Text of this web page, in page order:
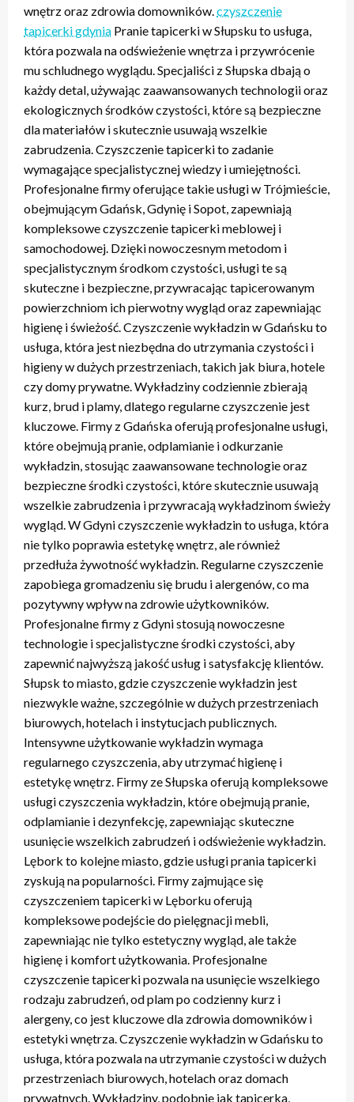
wnętrz oraz zdrowia domowników.czyszczenie
tapicerki gdynia Pranie tapicerki w Słupsku to usługa,
która pozwala na odświeżenie wnętrza i przywrócenie
mu schludnego wyglądu. Specjaliści z Słupska dbają o
każdy detal, używając zaawansowanych technologii oraz
ekologicznych środków czystości, które są bezpieczne
dla materiałów i skutecznie usuwają wszelkie
zabrudzenia. Czyszczenie tapicerki to zadanie
wymagające specjalistycznej wiedzy i umiejętności.
Profesjonalne firmy oferujące takie usługi w Trójmieście,
obejmującym Gdańsk, Gdynię i Sopot, zapewniają
kompleksowe czyszczenie tapicerki meblowej i
samochodowej. Dzięki nowoczesnym metodom i
specjalistycznym środkom czystości, usługi te są
skuteczne i bezpieczne, przywracając tapicerowanym
powierzchniom ich pierwotny wygląd oraz zapewniając
higienę i świeżość. Czyszczenie wykładzin w Gdańsku to
usługa, która jest niezbędna do utrzymania czystości i
higieny w dużych przestrzeniach, takich jak biura, hotele
czy domy prywatne. Wykładziny codziennie zbierają
kurz, brud i plamy, dlatego regularne czyszczenie jest
kluczowe. Firmy z Gdańska oferują profesjonalne usługi,
które obejmują pranie, odplamianie i odkurzanie
wykładzin, stosując zaawansowane technologie oraz
bezpieczne środki czystości, które skutecznie usuwają
wszelkie zabrudzenia i przywracają wykładzinom świeży
wygląd. W Gdyni czyszczenie wykładzin to usługa, która
nie tylko poprawia estetykę wnętrz, ale również
przedłuża żywotność wykładzin. Regularne czyszczenie
zapobiega gromadzeniu się brudu i alergenów, co ma
pozytywny wpływ na zdrowie użytkowników.
Profesjonalne firmy z Gdyni stosują nowoczesne
technologie i specjalistyczne środki czystości, aby
zapewnić najwyższą jakość usług i satysfakcję klientów.
Słupsk to miasto, gdzie czyszczenie wykładzin jest
niezwykle ważne, szczególnie w dużych przestrzeniach
biurowych, hotelach i instytucjach publicznych.
Intensywne użytkowanie wykładzin wymaga
regularnego czyszczenia, aby utrzymać higienę i
estetykę wnętrz. Firmy ze Słupska oferują kompleksowe
usługi czyszczenia wykładzin, które obejmują pranie,
odplamianie i dezynfekcję, zapewniając skuteczne
usunięcie wszelkich zabrudzeń i odświeżenie wykładzin.
Lębork to kolejne miasto, gdzie usługi prania tapicerki
zyskują na popularności. Firmy zajmujące się
czyszczeniem tapicerki w Lęborku oferują
kompleksowe podejście do pielęgnacji mebli,
zapewniając nie tylko estetyczny wygląd, ale także
higienę i komfort użytkowania. Profesjonalne
czyszczenie tapicerki pozwala na usunięcie wszelkiego
rodzaju zabrudzeń, od plam po codzienny kurz i
alergeny, co jest kluczowe dla zdrowia domowników i
estetyki wnętrza. Czyszczenie wykładzin w Gdańsku to
usługa, która pozwala na utrzymanie czystości w dużych
przestrzeniach biurowych, hotelach oraz domach
prywatnych. Wykładziny, podobnie jak tapicerka,